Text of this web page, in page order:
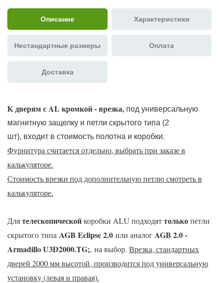
Описание Характеристики
Нестандартные размеры Оплата
Доставка
К дверям с AL кромкой - врезка, под универсальную
магнитную защелку и петли скрытого типа (2
шт), входит в стоимость полотна и коробки.
Фурнитура считается отдельно, выбрать при заказе в
калькуляторе.
Стоимость врезки под дополнительную петлю смотреть в
калькуляторе.
Длятелескопическойкоробки ALU подходяттолькопетли
скрытого типа AGB Eclipse 2.0 или аналогAGB 2.0 -
Armadillo U3D2000.TG;, на выбор. Врезка, стандартных
дверей 2000 мм высотой, производится под универсальную
установку (левая и правая).